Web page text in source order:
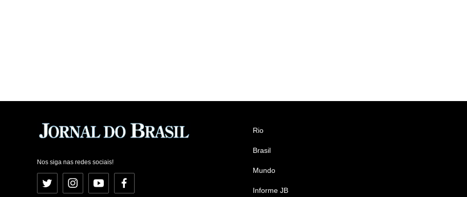
Nos siga nas redes sociais!
Twitter InstagramYouTubeFacebook
Rio
Brasil
Mundo
Informe JB